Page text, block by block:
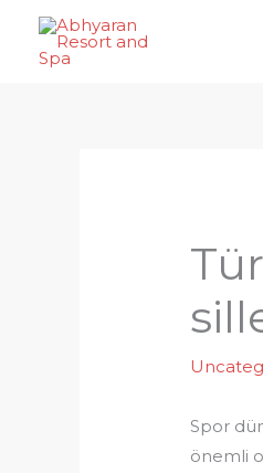
content
Spor
önemli